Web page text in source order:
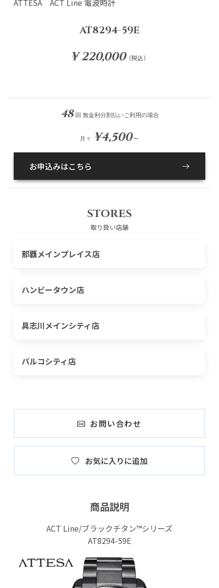
ATTESA ACT Line 電波時計
AT8294-59E
¥ 220,000（税込）
48 回 無金利分割払いご利用の場合
月々 ¥4,500～
お申込みはこちら
STORES
取り扱い店舗
那覇メインプレイス店
ハンビータウン店
具志川メインシティ店
パルコシティ店
お問い合わせ
お気に入りに追加
商品説明
ACT Line/ブラックチタン™シリーズ
AT8294-59E